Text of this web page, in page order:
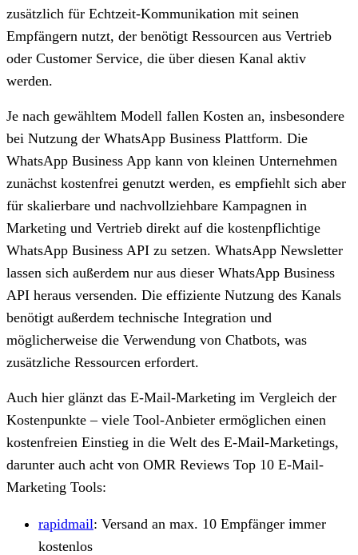
zusätzlich für Echtzeit-Kommunikation mit seinen
Empfängern nutzt, der benötigt Ressourcen aus Vertrieb
oder Customer Service, die über diesen Kanal aktiv
werden.
Je nach gewähltem Modell fallen Kosten an, insbesondere
bei Nutzung der WhatsApp Business Plattform. Die
WhatsApp Business App kann von kleinen Unternehmen
zunächst kostenfrei genutzt werden, es empfiehlt sich aber
für skalierbare und nachvollziehbare Kampagnen in
Marketing und Vertrieb direkt auf die kostenpflichtige
WhatsApp Business API zu setzen. WhatsApp Newsletter
lassen sich außerdem nur aus dieser WhatsApp Business
API heraus versenden. Die effiziente Nutzung des Kanals
benötigt außerdem technische Integration und
möglicherweise die Verwendung von Chatbots, was
zusätzliche Ressourcen erfordert.
Auch hier glänzt das E-Mail-Marketing im Vergleich der
Kostenpunkte – viele Tool-Anbieter ermöglichen einen
kostenfreien Einstieg in die Welt des E-Mail-Marketings,
darunter auch acht von OMR Reviews Top 10 E-Mail-
Marketing Tools:
rapidmail: Versand an max. 10 Empfänger immer
kostenlos